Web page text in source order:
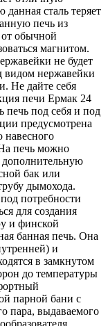
сталь теряет
печь из
обычной
магнитом.
не будет
видом нержавейки
Не дайте себя
печи Ермак 24
печь под себя и под
предусмотрена
навесного
печь можно
дополнительную
бак или
дымохода.
потребности
для создания
и финской
банная печь. Она
и
в замкнутом
до температуры
парной бани с
пара, выдаваемого